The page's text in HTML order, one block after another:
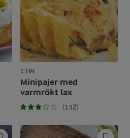
1 TIM
Minipajer med
varmrökt lax
(132)